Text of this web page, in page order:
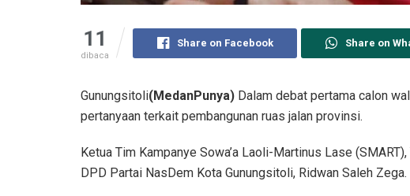
11
dibaca
Share on Facebook Share on
Gunungsitoli(MedanPunya) Dalam debat pertama calon
pertanyaan terkait pembangunan ruas jalan provinsi.
Ketua Tim Kampanye Sowa’a Laoli-Martinus Lase
DPD Partai NasDem Kota Gunungsitoli, Ridwan Saleh Zega.